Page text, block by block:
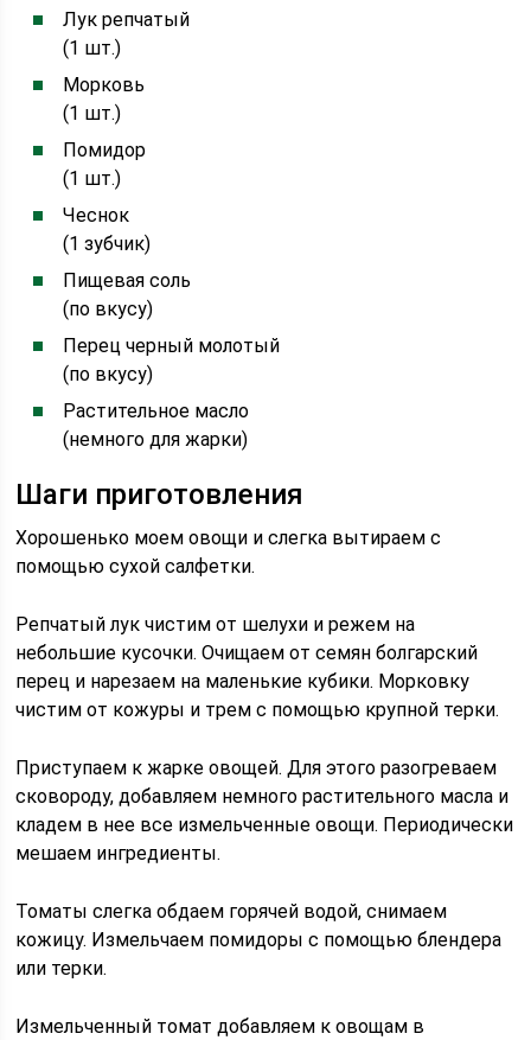
Лук репчатый
(1 шт.)
Морковь
(1 шт.)
Помидор
(1 шт.)
Чеснок
(1 зубчик)
Пищевая соль
(по вкусу)
Перец черный молотый
(по вкусу)
Растительное масло
(немного для жарки)
Шаги приготовления
Хорошенько моем овощи и слегка вытираем с
помощью сухой салфетки.
Репчатый лук чистим от шелухи и режем на
небольшие кусочки. Очищаем от семян болгарский
перец и нарезаем на маленькие кубики. Морковку
чистим от кожуры и трем с помощью крупной терки.
Приступаем к жарке овощей. Для этого разогреваем
сковороду, добавляем немного растительного масла и
кладем в нее все измельченные овощи. Периодически
мешаем ингредиенты.
Томаты слегка обдаем горячей водой, снимаем
кожицу. Измельчаем помидоры с помощью блендера
или терки.
Измельченный томат добавляем к овощам в